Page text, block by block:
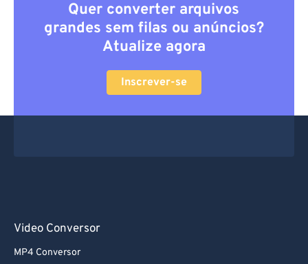
Quer converter arquivos
grandes sem filas ou anúncios?
Atualize agora
Inscrever-se
Video Conversor
MP4 Conversor